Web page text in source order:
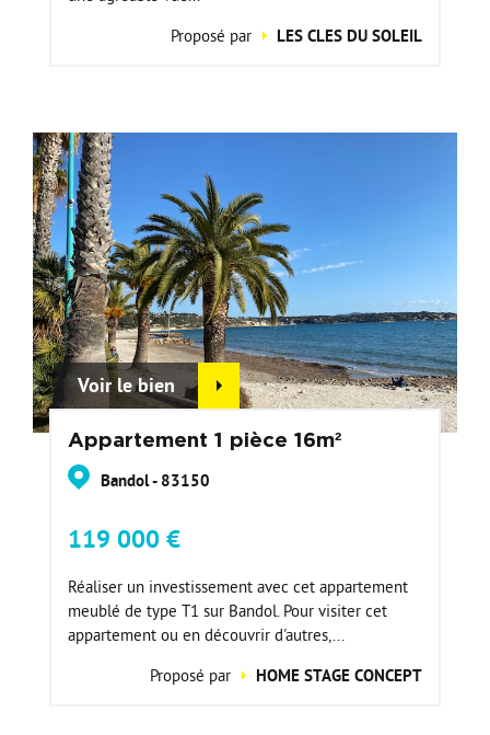
Proposé par
LES CLES DU SOLEIL
Voir le bien
Appartement 1 pièce 16m²
Bandol - 83150
119 000 €
Réaliser un investissement avec cet appartement
meublé de type T1 sur Bandol. Pour visiter cet
appartement ou en découvrir d'autres,...
Proposé par
HOME STAGE CONCEPT